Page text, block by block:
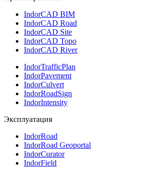
IndorCAD BIM
IndorCAD Road
IndorCAD Site
IndorCAD Topo
IndorCAD River
IndorTrafficPlan
IndorPavement
IndorCulvert
IndorRoadSign
IndorIntensity
Эксплуатация
IndorRoad
IndorRoad Geoportal
IndorCurator
IndorField